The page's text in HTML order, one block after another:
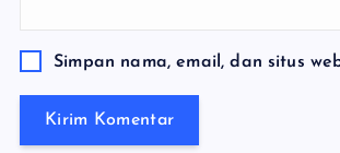
Simpan nama, email, dan situs